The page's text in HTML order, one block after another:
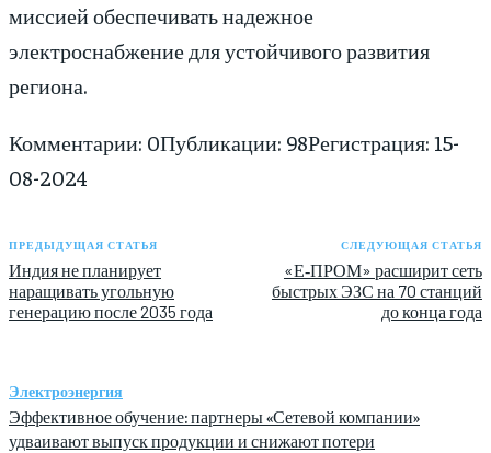
миссией обеспечивать надежное
электроснабжение для устойчивого развития
региона.
Комментарии: 0Публикации: 98Регистрация: 15-
08-2024
ПРЕДЫДУЩАЯ СТАТЬЯ
Индия не планирует
наращивать угольную
генерацию после 2035 года
СЛЕДУЮЩАЯ СТАТЬЯ
«Е‑ПРОМ» расширит сеть
быстрых ЭЗС на 70 станций
до конца года
Электроэнергия
Эффективное обучение: партнеры «Сетевой компании»
удваивают выпуск продукции и снижают потери